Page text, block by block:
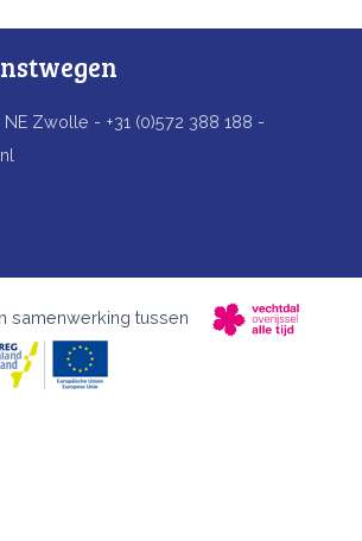
Zwolle - +31 (0)572 388 188 -
samenwerking tussen